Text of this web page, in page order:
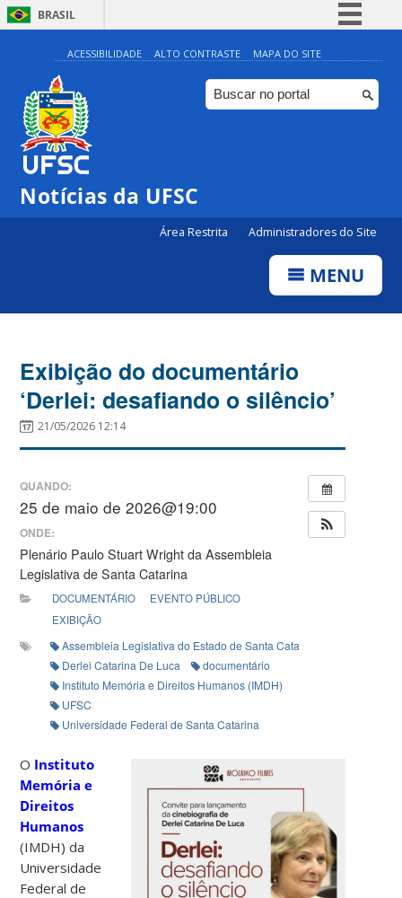
BRASIL
Simplifique!
Comunica BR
Participe
ACESSIBILIDADE ALTO CONTRASTE MAPA DO SITE
Notícias da UFSC
Área Restrita Administradores do Site
MENU
Exibição do documentário
‘Derlei: desafiando o silêncio’
21/05/2026 12:14
QUANDO:
25 de maio de 2026@19:00
ONDE:
Plenário Paulo Stuart Wright da Assembleia
Legislativa de Santa Catarina
DOCUMENTÁRIO
EVENTO PÚBLICO
EXIBIÇÃO
Assembleia Legislativa do Estado de Santa Catarina (Alesc)
Derlei Catarina De Luca
documentário
Instituto Memória e Direitos Humanos (IMDH)
UFSC
Universidade Federal de Santa Catarina
O Instituto
Memória e
Direitos
Humanos
(IMDH) da
Universidade
Federal de